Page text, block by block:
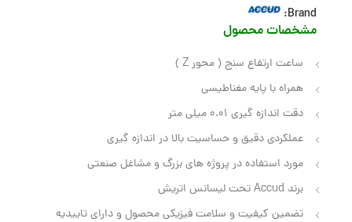
Brand:
مشخصات محصول
ساعت ارتفاع سنج ( محور Z )
همراه با پایه مغناطیسی
دقت اندازه گیری 0.01 میلی متر
عملکردی دقیق و حساسیت بالا در اندازه گیری
مورد استفاده در پروژه های بزرگ و مشاغل صنعتی
برند Accud تحت لیسانس اتریش
تضمین کیفیت و سلامت فیزیکی محصول و دارای تاییدیه